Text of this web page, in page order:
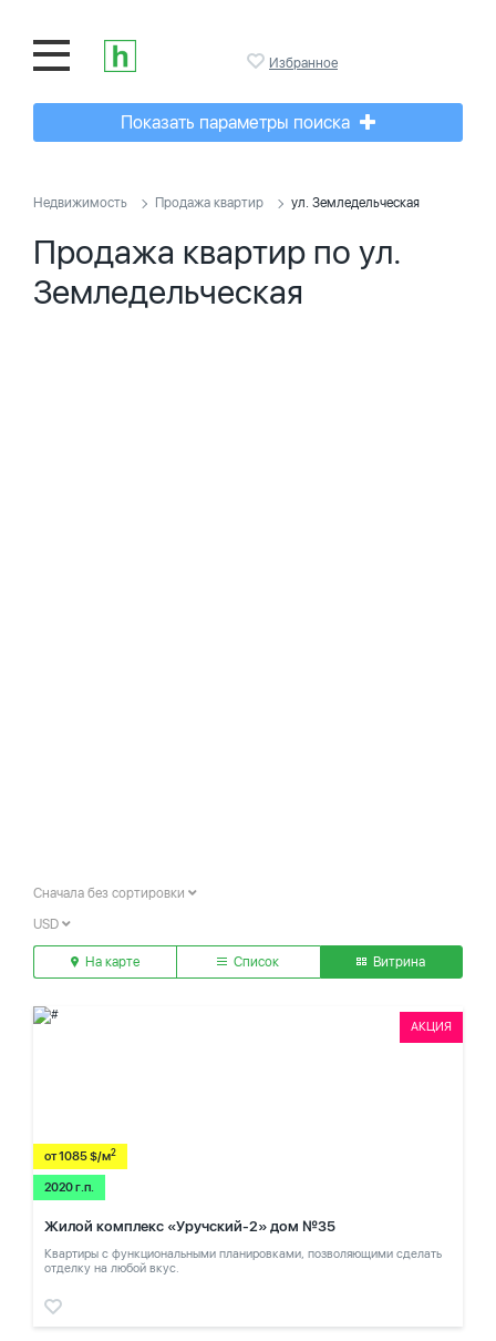
Избранное
Показать параметры поиска
Недвижимость Продажа квартир ул. Земледельческая
Продажа квартир по ул.
Земледельческая
Сначала без сортировки
USD
На карте Список Витрина
АКЦИЯ
от 1085 $/м2
2020 г.п.
Жилой комплекс «Уручский-2» дом №35
Квартиры с функциональными планировками, позволяющими сделать
отделку на любой вкус.